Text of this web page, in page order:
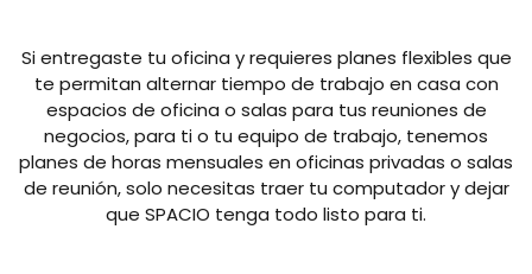
Si entregaste tu oficina y requieres planes flexibles que
te permitan alternar tiempo de trabajo en casa con
espacios de oficina o salas para tus reuniones de
negocios, para ti o tu equipo de trabajo, tenemos
planes de horas mensuales en oficinas privadas o salas
de reunión, solo necesitas traer tu computador y dejar
que SPACIO tenga todo listo para ti.